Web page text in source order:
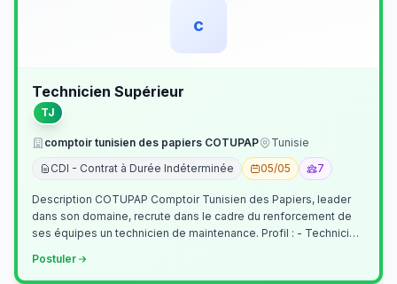
c
Technicien Supérieur
TJ
comptoir tunisien des papiers COTUPAP
Tunisie
CDI - Contrat à Durée Indéterminée
05/05 7
Description COTUPAP Comptoir Tunisien des Papiers, leader
dans son domaine, recrute dans le cadre du renforcement de
ses équipes un technicien de maintenance. Profil : - Technicien
Postuler